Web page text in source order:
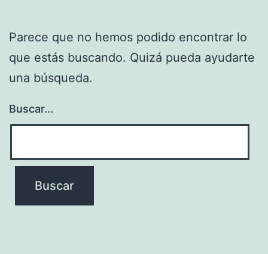
Parece que no hemos podido encontrar lo
que estás buscando. Quizá pueda ayudarte
una búsqueda.
Buscar...